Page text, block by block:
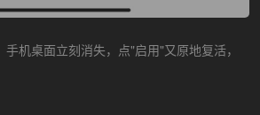
机桌面立刻消失，点"启用"又原地复活，